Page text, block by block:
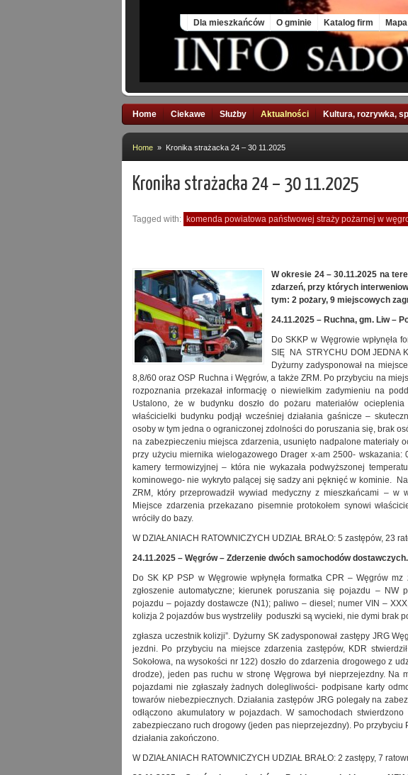
Dla mieszkańców O gminie Katalog firm
Home Ciekawe Służby Aktualności Kultura, rozrywka,
Home » Kronika strażacka 24 – 30 11.2025
Kronika strażacka 24 – 30 11.2025
Tagged with: komenda powiatowa państwowej straży pożarnej w
W okresie 24 – 30.11.2025 na
zdarzeń, przy których
tym: 2 pożary, 9 miejscowych
24.11.2025 – Ruchna, gm. Liw –
Do SKKP w Węgrowie wpłynęła
SIĘ NA STRYCHU DOM JEDNA
Dyżurny zadysponował na
8,8/60 oraz OSP Ruchna i Węgrów, a także ZRM. Po przybyciu na
rozpoznania przekazał informację o niewielkim zadymieniu na
Ustalono, że w budynku doszło do pożaru materiałów
właścicielki budynku podjął wcześniej działania gaśnicze –
osoby w tym jedna o ograniczonej zdolności do poruszania się, brak
na zabezpieczeniu miejsca zdarzenia, usunięto nadpalone materiały
przy użyciu miernika wielogazowego Drager x-am 2500- wskazania:
kamery termowizyjnej – która nie wykazała podwyższonej
kominowego- nie wykryto palącej się sadzy ani pęknięć w kominie.
ZRM, który przeprowadził wywiad medyczny z mieszkańcami – w
Miejsce zdarzenia przekazano pisemnie protokołem synowi
wróciły do bazy.
W DZIAŁANIACH RATOWNICZYCH UDZIAŁ BRAŁO: 5 zastępów, 23
24.11.2025 – Węgrów – Zderzenie dwóch samochodów dostawczych.
Do SK KP PSP w Węgrowie wpłynęła formatka CPR – Węgrów
zgłoszenie automatyczne; kierunek poruszania się pojazdu – NW
pojazdu – pojazdy dostawcze (N1); paliwo – diesel; numer VIN –
kolizja 2 pojazdów bus wystrzeliły poduszki są wycieki, nie dymi brak
zgłasza uczestnik kolizji”. Dyżurny SK zadysponował zastępy JRG
jezdni. Po przybyciu na miejsce zdarzenia zastępów, KDR
Sokołowa, na wysokości nr 122) doszło do zdarzenia drogowego z
drodze), jeden pas ruchu w stronę Węgrowa był nieprzejezdny. Na
pojazdami nie zgłaszały żadnych dolegliwości- podpisane karty
towarów niebezpiecznych. Działania zastępów JRG polegały na
odłączono akumulatory w pojazdach. W samochodach
zabezpieczano ruch drogowy (jeden pas nieprzejezdny). Po
działania zakończono.
W DZIAŁANIACH RATOWNICZYCH UDZIAŁ BRAŁO: 2 zastępy, 7